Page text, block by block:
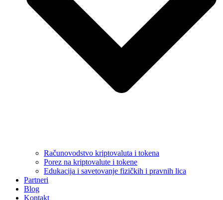
Računovodstvo kriptovaluta i tokena
Porez na kriptovalute i tokene
Edukacija i savetovanje fizičkih i pravnih lica
Partneri
Blog
Kontakt